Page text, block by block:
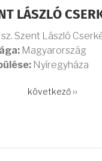
LÁSZLÓ
Szent László
Magyarország
Nyíregyháza
Következő
következő ››